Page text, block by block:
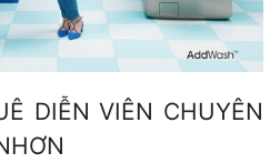
DIỄN VIÊN CHUYÊN